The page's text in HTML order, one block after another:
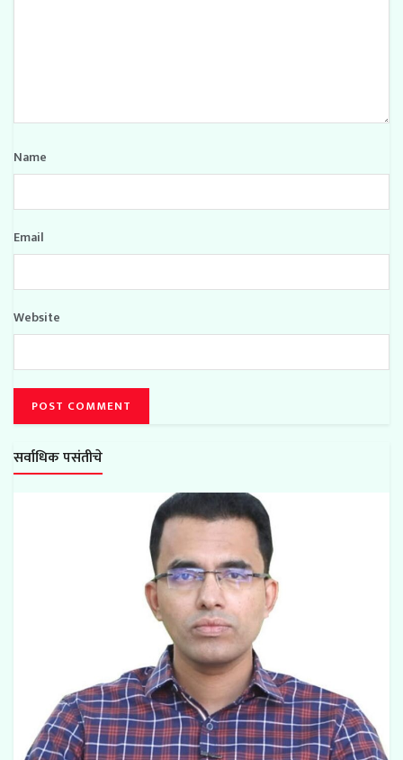
Name
Email
Website
सर्वाधिक पसंतीचे